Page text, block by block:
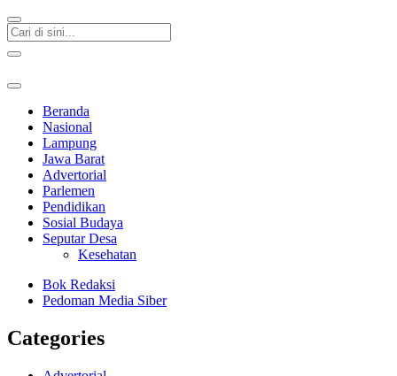
Beranda
Nasional
Lampung
Jawa Barat
Advertorial
Parlemen
Pendidikan
Sosial Budaya
Seputar Desa
Kesehatan
Bok Redaksi
Pedoman Media Siber
Categories